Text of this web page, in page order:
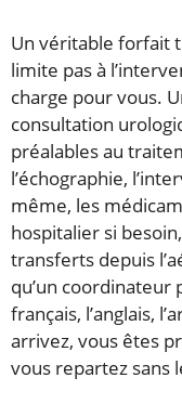
Un véritable forfait
limite pas à
charge pour vous.
consultation
préalables au
l’échographie,
même, les
hospitalier si
transferts depuis
qu’un
français, l’anglais,
arrivez, vous êtes
vous repartez sans